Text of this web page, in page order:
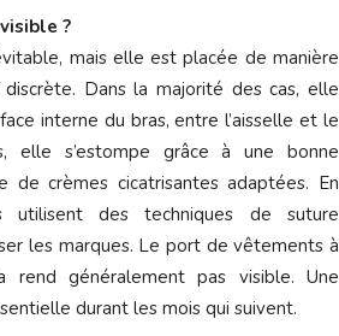
?
mais elle est placée de manière
Dans la majorité des cas, elle
interne du bras, entre l’aisselle et le
elle s’estompe grâce à une bonne
de crèmes cicatrisantes adaptées. En
utilisent des techniques de suture
les marques. Le port de vêtements à
rend généralement pas visible. Une
durant les mois qui suivent.